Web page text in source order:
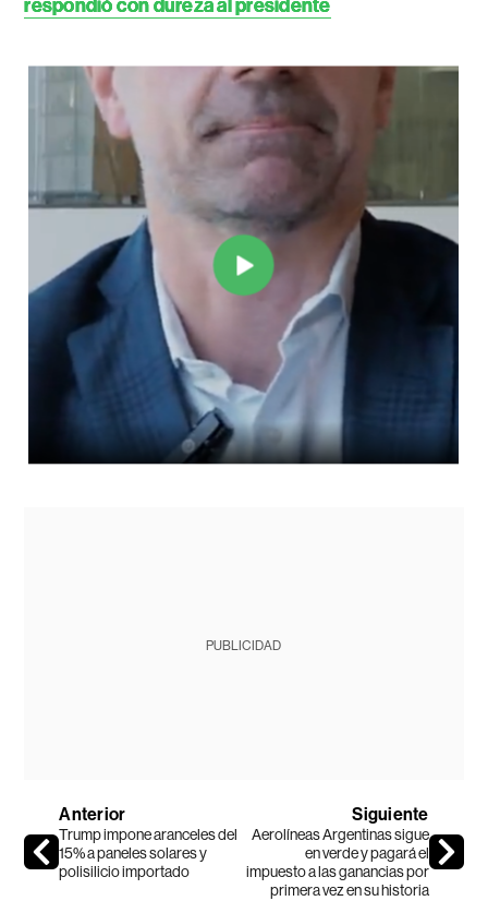
respondió con dureza al presidente
PUBLICIDAD
Anterior
Trump impone aranceles del
15% a paneles solares y
polisilicio importado
Siguiente
Aerolíneas Argentinas sigue
en verde y pagará el
impuesto a las ganancias por
primera vez en su historia